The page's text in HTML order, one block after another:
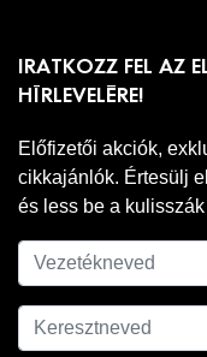
IRATKOZZ FEL AZ
HÍRLEVELÉRE!
Előfizetői akciók,
cikkajánlók. Értesülj
és less be a